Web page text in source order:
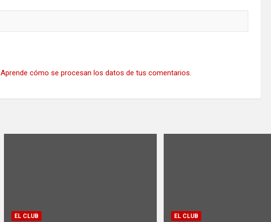
Aprende cómo se procesan los datos de tus comentarios.
EL CLUB EL CLUB